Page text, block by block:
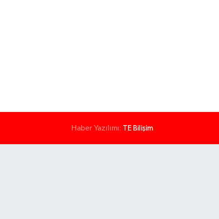
Haber Yazılımı: TE Bilişim